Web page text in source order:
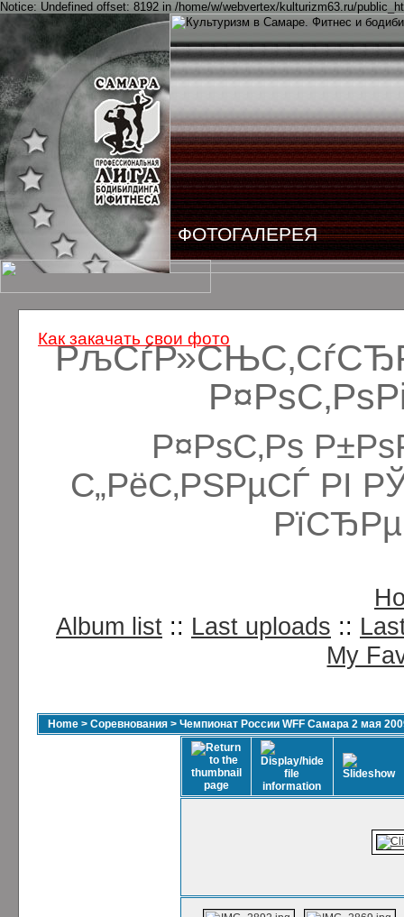
Notice: Undefined offset: 8192 in /home/w/webvertex/kulturizm63.ru/
Р¤РѕС‚Рѕ
С„РёС‚РЅРµСЃ РІ
Album list :: Last uploads ::
My
Home > Соревнования > Чемпионат России WFF Самара 2 мая
ФОТОГАЛЕРЕЯ
Как закачать свои фото